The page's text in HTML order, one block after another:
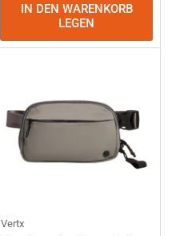
IN DEN WARENKORB
LEGEN
Vertx